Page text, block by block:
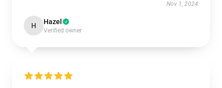
Nov 1, 2024
H Hazel
Verified owner